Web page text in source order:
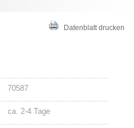
Datenblatt drucken
70587
ca. 2-4 Tage